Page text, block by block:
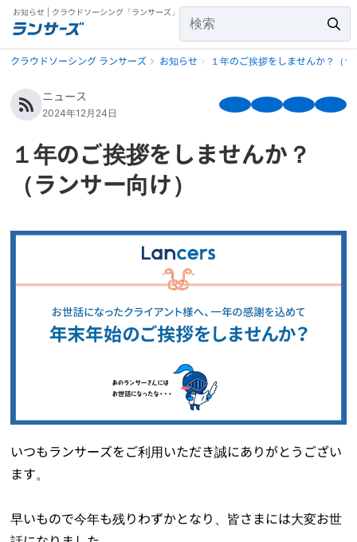
お知らせ | クラウドソーシング「ランサーズ」
クラウドソーシング ランサーズ お知らせ １年のご挨拶をしませんか？（
ニュース
2024年12月24日
１年のご挨拶をしませんか？
（ランサー向け）
いつもランサーズをご利用いただき誠にありがとうござい
ます。
早いもので今年も残りわずかとなり、皆さまには大変お世